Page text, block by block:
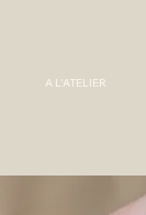
A L'ATELIER